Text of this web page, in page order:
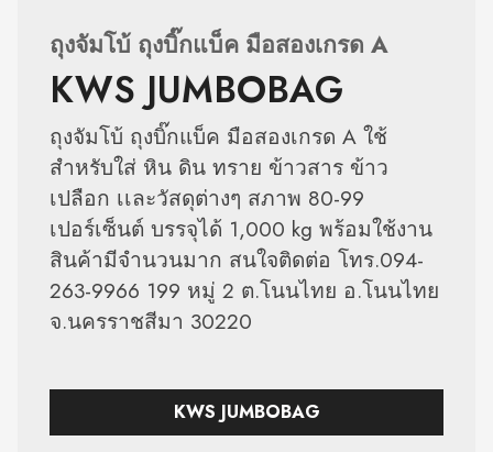
ถุงจัมโบ้ ถุงบิ๊กแบ็ค มือสองเกรด A
KWS JUMBOBAG
ถุงจัมโบ้ ถุงบิ๊กแบ็ค มือสองเกรด A ใช้
สำหรับใส่ หิน ดิน ทราย ข้าวสาร ข้าว
เปลือก เเละวัสดุต่างๆ สภาพ 80-99
เปอร์เซ็นต์ บรรจุได้ 1,000 kg พร้อมใช้งาน
สินค้ามีจำนวนมาก สนใจติดต่อ โทร.094-
263-9966 199 หมู่ 2 ต.โนนไทย อ.โนนไทย
จ.นครราชสีมา 30220
KWS JUMBOBAG